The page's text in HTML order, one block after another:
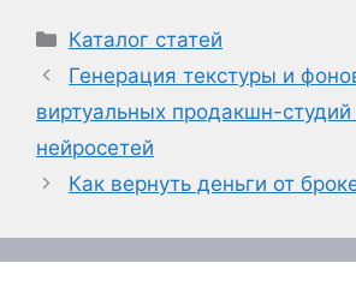
Рубрики
Каталог статей
Генерация текстуры и
виртуальных продакшн-
нейросетей
Как вернуть деньги от